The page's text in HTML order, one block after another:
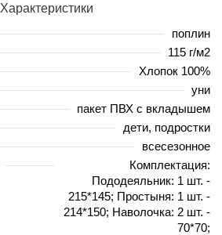
Характеристики
поплин
115 г/м2
Хлопок 100%
уни
пакет ПВХ с вкладышем
дети, подростки
всесезонное
Комплектация:
Пододеяльник: 1 шт. -
215*145; Простыня: 1 шт. -
214*150; Наволочка: 2 шт. -
70*70;